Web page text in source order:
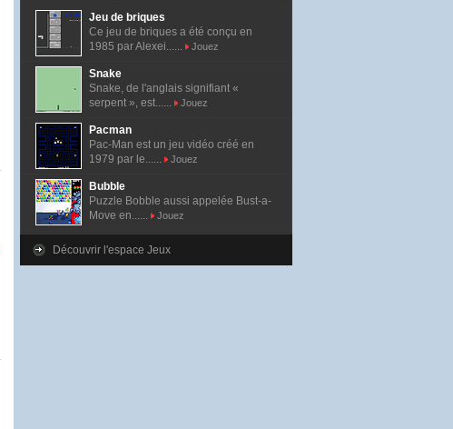
Jeu de briques
Ce jeu de briques a été conçu en
1985 par Alexei......
Jouez
Snake
Snake, de l'anglais signifiant «
serpent », est......
Jouez
Pacman
Pac-Man est un jeu vidéo créé en
1979 par le......
Jouez
Bubble
Puzzle Bobble aussi appelée Bust-a-
Move en......
Jouez
Découvrir l'espace Jeux